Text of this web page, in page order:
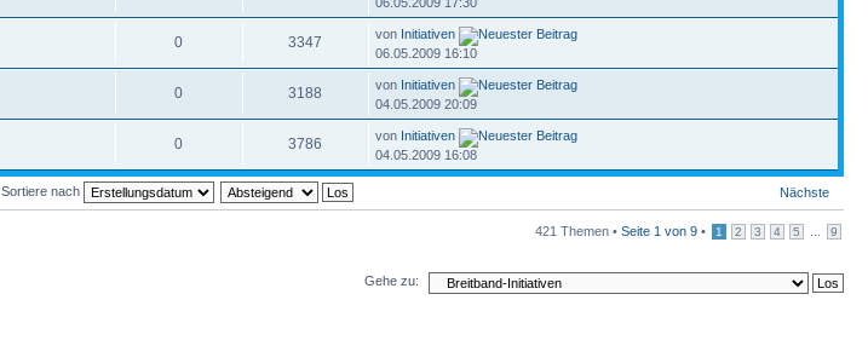
0 3347 von Initiativen
06.05.2009 16:10
0 3188 von Initiativen
04.05.2009 20:09
0 3786 von Initiativen
04.05.2009 16:08
Nächste
Sortiere nach
421 Themen • Seite 1 von 9 • 1 2 3 4 5 9
Gehe zu: